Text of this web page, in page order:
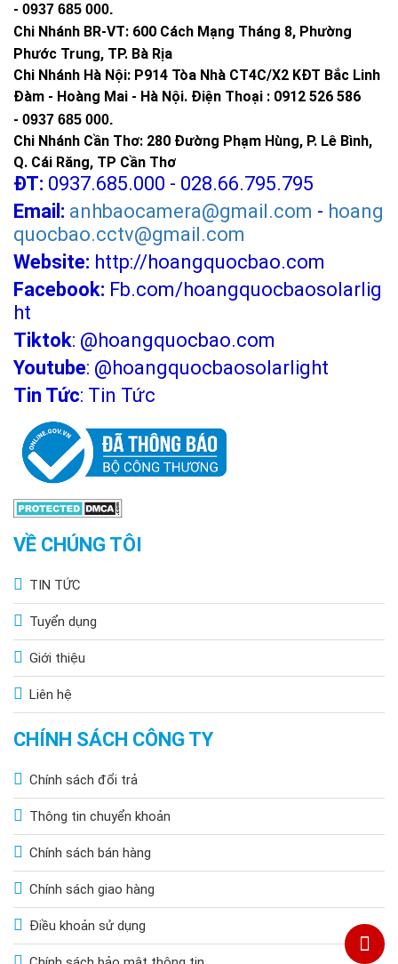
- 0937 685 000.
Chi Nhánh BR-VT: 600 Cách Mạng Tháng 8, Phường
Phước Trung, TP. Bà Rịa
Chi Nhánh Hà Nội: P914 Tòa Nhà CT4C/X2 KĐT Bắc Linh
Đàm - Hoàng Mai - Hà Nội. Điện Thoại : 0912 526 586
- 0937 685 000.
Chi Nhánh Cần Thơ: 280 Đường Phạm Hùng, P. Lê Bình,
Q. Cái Răng, TP Cần Thơ
ĐT: 0937.685.000 - 028.66.795.795
Email: anhbaocamera@gmail.com - hoang
quocbao.cctv@gmail.com
Website: http://hoangquocbao.com
Facebook: Fb.com/hoangquocbaosolarlig
ht
Tiktok: @hoangquocbao.com
Youtube: @hoangquocbaosolarlight
Tin Tức: Tin Tức
VỀ CHÚNG TÔI
TIN TỨC
Tuyển dụng
Giới thiệu
Liên hệ
CHÍNH SÁCH CÔNG TY
Chính sách đổi trả
Thông tin chuyển khoản
Chính sách bán hàng
Chính sách giao hàng
Điều khoản sử dụng